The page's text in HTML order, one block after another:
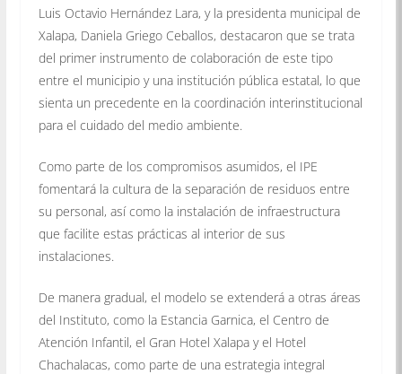
Luis Octavio Hernández Lara, y la presidenta municipal de
Xalapa, Daniela Griego Ceballos, destacaron que se trata
del primer instrumento de colaboración de este tipo
entre el municipio y una institución pública estatal, lo que
sienta un precedente en la coordinación interinstitucional
para el cuidado del medio ambiente.
Como parte de los compromisos asumidos, el IPE
fomentará la cultura de la separación de residuos entre
su personal, así como la instalación de infraestructura
que facilite estas prácticas al interior de sus
instalaciones.
De manera gradual, el modelo se extenderá a otras áreas
del Instituto, como la Estancia Garnica, el Centro de
Atención Infantil, el Gran Hotel Xalapa y el Hotel
Chachalacas, como parte de una estrategia integral